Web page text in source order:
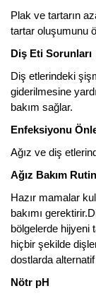
Plak ve tartarın
tartar oluşumunu
Diş Eti Sorunları
Diş etlerindeki
giderilmesine
bakım sağlar.
Enfeksiyonu
Ağız ve diş
Ağız Bakım
Hazır mamalar
bakımı
bölgelerde hijyeni
hiçbir şekilde
dostlarda
Nötr pH